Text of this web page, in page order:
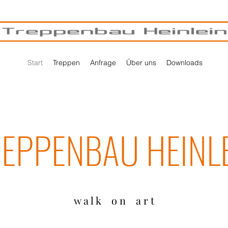
Start Treppen Anfrage Über uns Downloads
w a l k o n a r t